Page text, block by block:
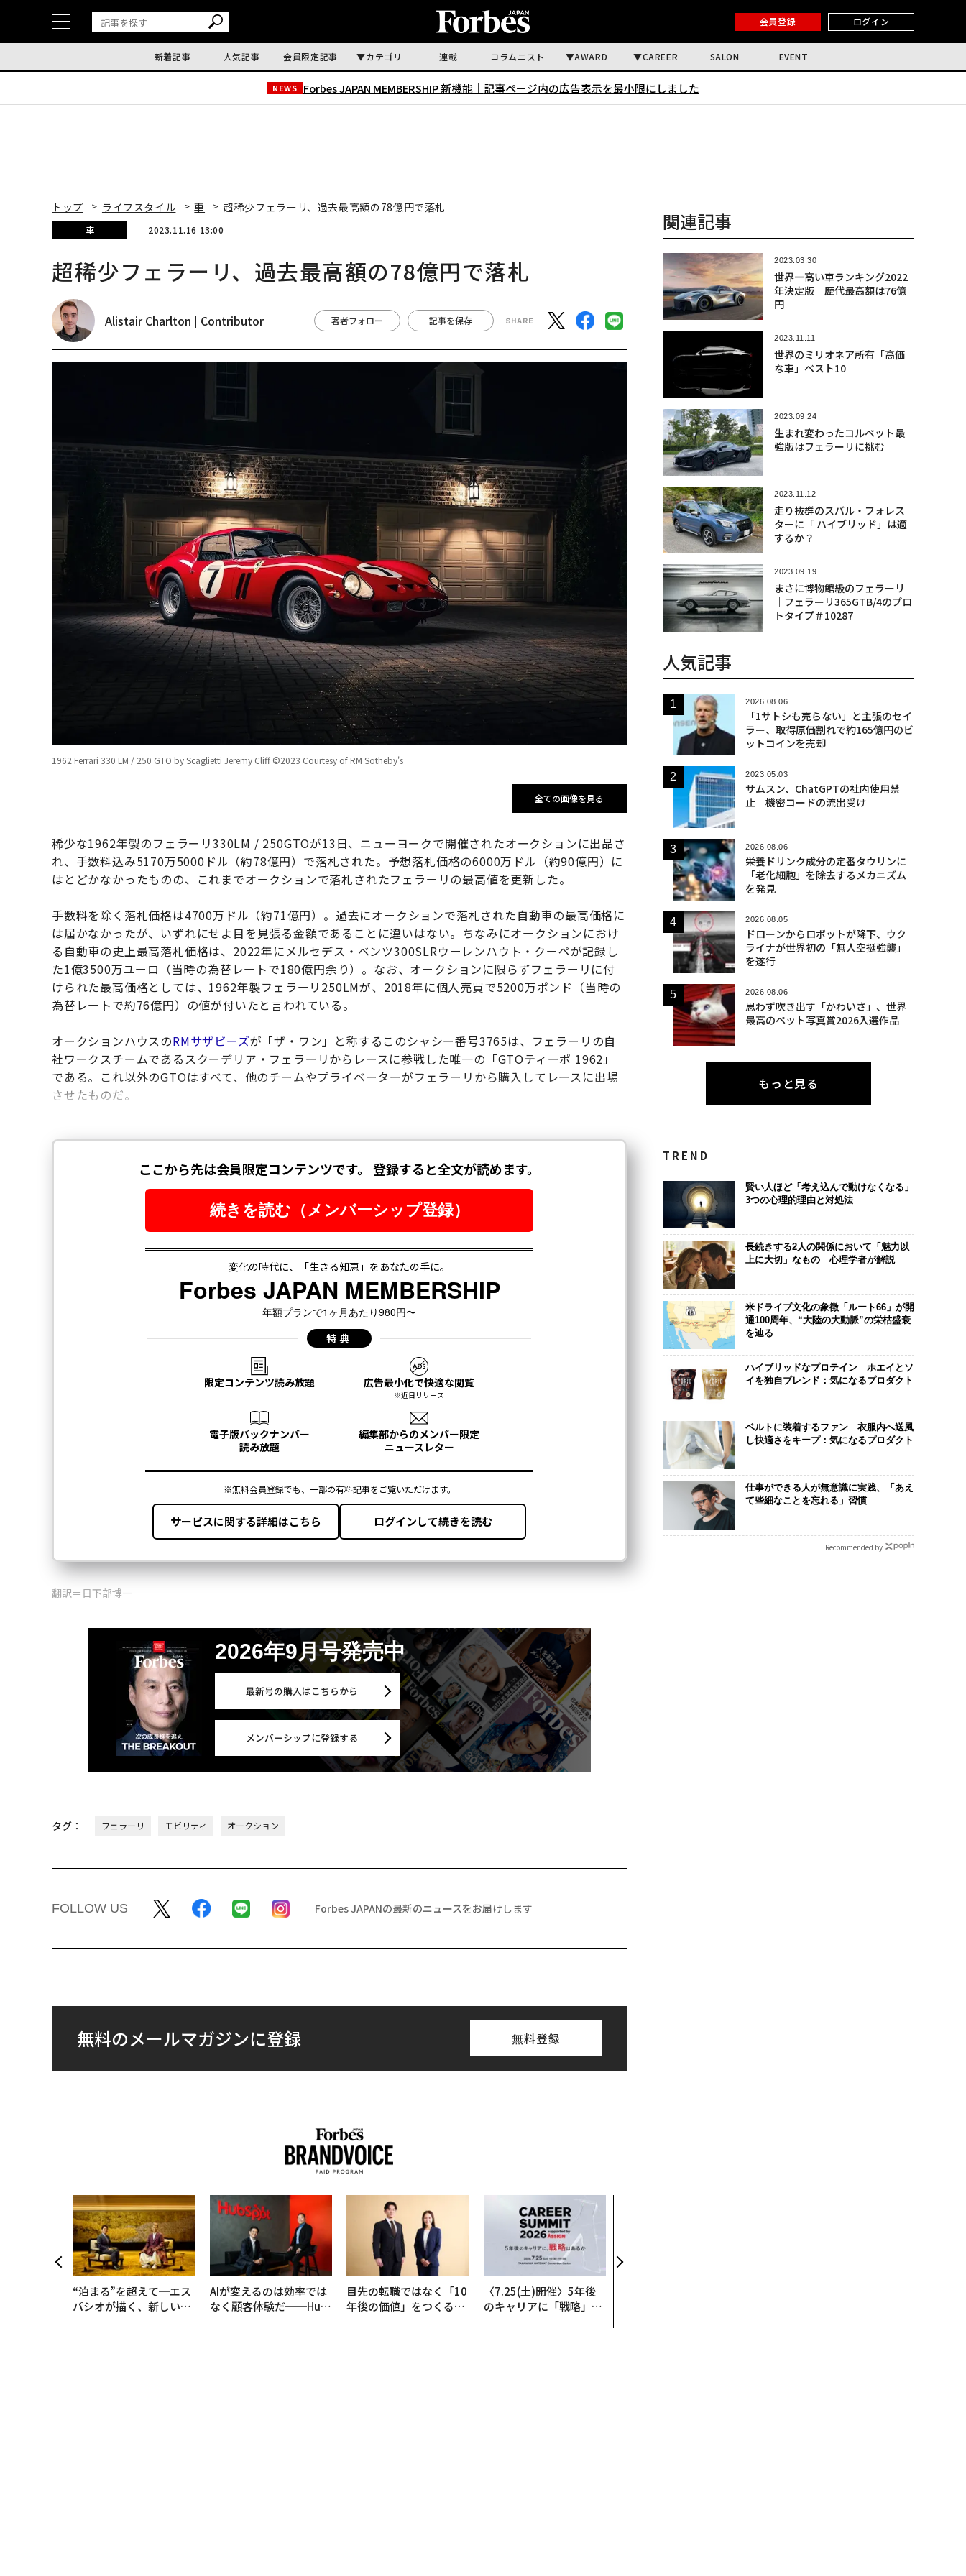
会員登録 ログイン
新着記事 人気記事 会員限定記事 カテゴリ 連載 コラムニスト AWARD CAREER SALON EVENT
NEWS Forbes JAPAN MEMBERSHIP 新機能｜ 記事ページ内の広告表示を最小限にしました
トップ ライフスタイル 車 超稀少フェラーリ、過去最高額の78億円で落札
車 2023.11.16 13:00
超稀少フェラーリ、過去最高額の78億円で落札
Alistair Charlton | Contributor 著者フォロー 記事を保存
1962 Ferrari 330 LM / 250 GTO by Scaglietti Jeremy Cliff ©2023 Courtesy of RM Sotheby's
全ての画像を見る
稀少な1962年製のフェラーリ330LM / 250GTOが13日、ニューヨークで開催されたオークションに出品さ
れ、手数料込み5170万5000ドル（約78億円）で落札された。予想落札価格の6000万ドル（約90億円）に
はとどかなかったものの、これまでオークションで落札されたフェラーリの最高値を更新した。
手数料を除く落札価格は4700万ドル（約71億円）。過去にオークションで落札された自動車の最高価格に
は届かなかったが、いずれにせよ目を見張る金額であることに違いはない。ちなみにオークションにおけ
る自動車の史上最高落札価格は、2022年にメルセデス・ベンツ300SLRウーレンハウト・クーペが記録し
た1億3500万ユーロ（当時の為替レートで180億円余り）。なお、オークションに限らずフェラーリに付
けられた最高価格としては、1962年製フェラーリ250LMが、2018年に個人売買で5200万ポンド（当時の
為替レートで約76億円）の値が付いたと言われている。
オークションハウスのRMサザビーズが「ザ・ワン」と称するこのシャシー番号3765は、フェラーリの自
社ワークスチームであるスクーデリア・フェラーリからレースに参戦した唯一の「GTOティーポ 1962」
である。これ以外のGTOはすべて、他のチームやプライベーターがフェラーリから購入してレースに出場
させたものだ。
翻訳＝日下部博一
2026年9月号発売中
最新号の購入はこちらから
メンバーシップに登録する
タグ： フェラーリ モビリティ オークション
FOLLOW US Forbes JAPANの最新のニュースをお届けします
無料のメールマガジンに登録 無料登録
“泊まる”を超えて─エス
パシオが描く、新しい日
AIが変えるのは効率では
なく顧客体験だ──Hub
目先の転職ではなく「10
年後の価値」をつくる─
〈7.25(土)開催〉5年後
のキャリアに「戦略」は
関連記事
2023.03.30
世界一高い車ランキング2022
年決定版 歴代最高額は76億
円
2023.11.11
世界のミリオネア所有「高価
な車」ベスト10
2023.09.24
生まれ変わったコルベット最
強版はフェラーリに挑む
2023.11.12
走り抜群のスバル・フォレス
ターに「 ハイブリッド」は適
するか？
2023.09.19
まさに博物館級のフェラーリ
｜フェラーリ365GTB/4のプロ
トタイプ＃10287
人気記事
2026.08.06
「1サトシも売らない」と主張のセイ
ラー、取得原価割れで約165億円のビ
ットコインを売却
2023.05.03
サムスン、ChatGPTの社内使用禁
止 機密コードの流出受け
2026.08.06
栄養ドリンク成分の定番タウリンに
「老化細胞」を除去するメカニズム
を発見
2026.08.05
ドローンからロボットが降下、ウク
ライナが世界初の「無人空挺強襲」
を遂行
2026.08.06
思わず吹き出す「かわいさ」、世界
最高のペット写真賞2026入選作品
もっと見る
TREND
賢い人ほど「考え込んで動けなくなる」
3つの心理的理由と対処法
長続きする2人の関係において「魅力以
上に大切」なもの 心理学者が解説
米ドライブ文化の象徴「ルート66」が開
通100周年、“大陸の大動脈”の栄枯盛衰
を辿る
ハイブリッドなプロテイン ホエイとソ
イを独自ブレンド：気になるプロダクト
ベルトに装着するファン 衣服内へ送風
し快適さをキープ：気になるプロダクト
仕事ができる人が無意識に実践、「あえ
て些細なことを忘れる」習慣
Recommended by